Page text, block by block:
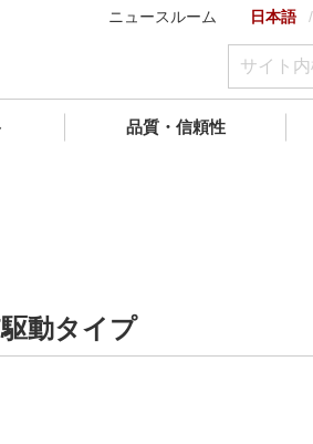
ニュースルーム 日本語
品質・信頼性
動タイプ